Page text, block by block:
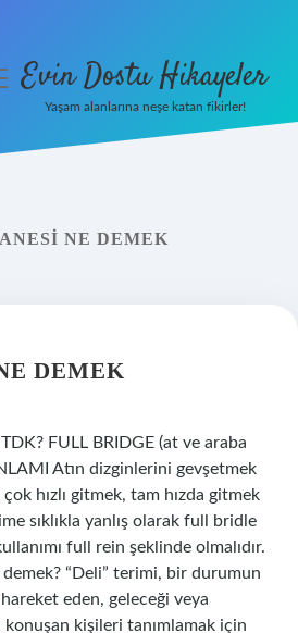
Evin Dostu Hikayeler
Yaşam alanlarına neşe katan fikirler!
NE DEMEK
DEMEK
FULL BRIDGE (at ve araba
Atın dizginlerini gevşetmek
hızlı gitmek, tam hızda gitmek
sıklıkla yanlış olarak full bridle
full rein şeklinde olmalıdır.
“Deli” terimi, bir durumun
eden, geleceği veya
konuşan kişileri tanımlamak için